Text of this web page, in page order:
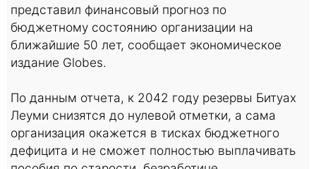
представил финансовый прогноз по
бюджетному состоянию организации на
ближайшие 50 лет, сообщает экономическое
издание Globes.
По данным отчета, к 2042 году резервы Битуах
Леуми снизятся до нулевой отметки, а сама
организация окажется в тисках бюджетного
дефицита и не сможет полностью выплачивать